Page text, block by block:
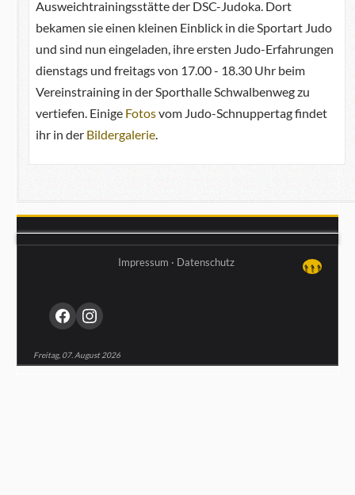
↑↑↑
Impressum · Datenschutz
Freitag, 07. August 2026
Ausweichtrainingsstätte der DSC-Judoka. Dort
bekamen sie einen kleinen Einblick in die Sportart Judo
und sind nun eingeladen, ihre ersten Judo-Erfahrungen
dienstags und freitags von 17.00 - 18.30 Uhr beim
Vereinstraining in der Sporthalle Schwalbenweg zu
vertiefen. Einige Fotosvom Judo-Schnuppertag findet
ihr in der Bildergalerie.